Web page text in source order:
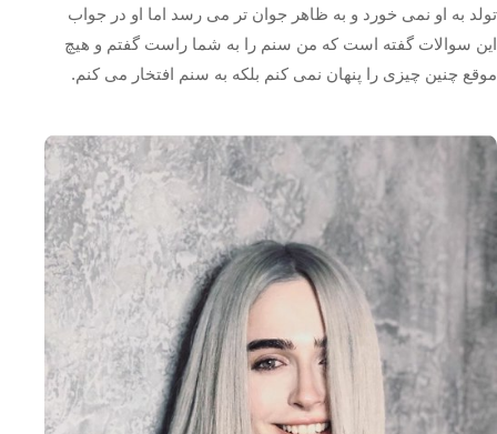
تولد به او نمی خورد و به ظاهر جوان تر می رسد اما او در جواب
این سوالات گفته است که من سنم را به شما راست گفتم و هیچ
موقع چنین چیزی را پنهان نمی کنم بلکه به سنم افتخار می کنم.